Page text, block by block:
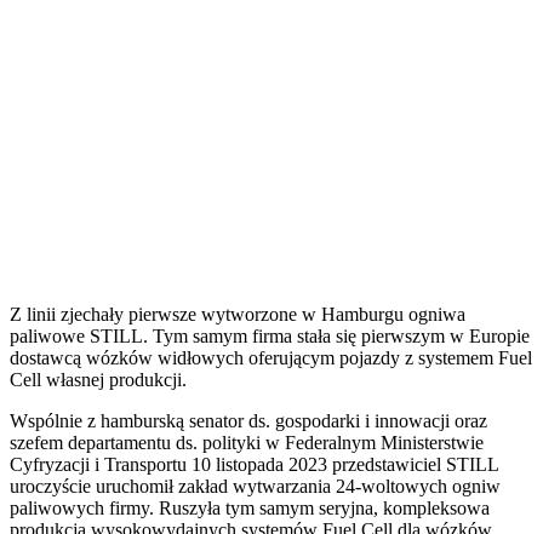
Z linii zjechały pierwsze wytworzone w Hamburgu ogniwa
paliwowe STILL. Tym samym firma stała się pierwszym w Europie
dostawcą wózków widłowych oferującym pojazdy z systemem Fuel
Cell własnej produkcji.
Wspólnie z hamburską senator ds. gospodarki i innowacji oraz
szefem departamentu ds. polityki w Federalnym Ministerstwie
Cyfryzacji i Transportu 10 listopada 2023 przedstawiciel STILL
uroczyście uruchomił zakład wytwarzania 24-woltowych ogniw
paliwowych firmy. Ruszyła tym samym seryjna, kompleksowa
produkcja wysokowydajnych systemów Fuel Cell dla wózków